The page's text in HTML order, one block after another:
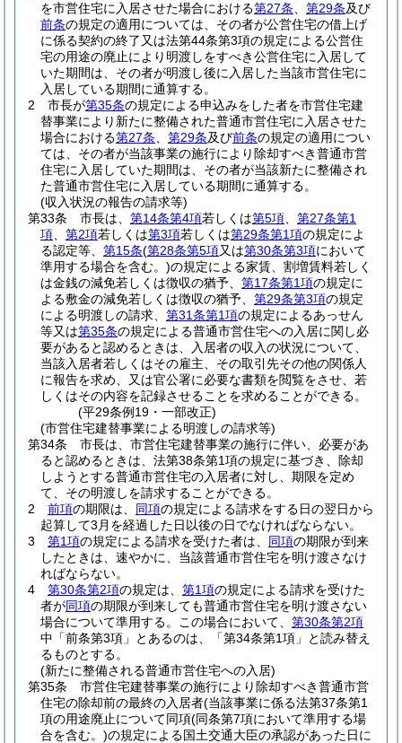
を市営住宅に入居させた場合における第27条 第29条及び
前条の規定の適用については、その者が公営住宅の借上げ
に係る契約の終了又は法第44条第3項の規定による公営住
宅の用途の廃止により明渡しをすべき公営住宅に入居して
いた期間は、その者が明渡し後に入居した当該市営住宅に
入居している期間に通算する。
2
市長が第35条の規定による申込みをした者を市営住宅建
替事業により新たに整備された普通市営住宅に入居させた
場合における第27条 第29条及び前条の規定の適用につい
ては、その者が当該事業の施行により除却すべき普通市営
住宅に入居していた期間は、その者が当該新たに整備され
た普通市営住宅に入居している期間に通算する。
(収入状況の報告の請求等)
第33条
市長は、 第14条第4項若しくは第5項
第27条第1
項
第2項若しくは第3項若しくは第29条第1項の規定によ
る認定等、 第15条(第28条第5項又は第30条第3項において
準用する場合を含む。)の規定による家賃、割増賃料若しく
は金銭の減免若しくは徴収の猶予、 第17条第1項の規定に
よる敷金の減免若しくは徴収の猶予、 第29条第3項の規定
による明渡しの請求、 第31条第1項の規定によるあっせん
等又は第35条の規定による普通市営住宅への入居に関し必
要があると認めるときは、入居者の収入の状況について、
当該入居者若しくはその雇主、その取引先その他の関係人
に報告を求め、又は官公署に必要な書類を閲覧をさせ、若
しくはその内容を記録させることを求めることができる。
(平29条例19・一部改正)
(市営住宅建替事業による明渡しの請求等)
第34条
市長は、市営住宅建替事業の施行に伴い、必要があ
ると認めるときは、法第38条第1項の規定に基づき、除却
しようとする普通市営住宅の入居者に対し、期限を定め
て、その明渡しを請求することができる。
2
前項の期限は、 同項の規定による請求をする日の翌日から
起算して3月を経過した日以後の日でなければならない。
3
第1項の規定による請求を受けた者は、 同項の期限が到来
したときは、速やかに、当該普通市営住宅を明け渡さなけ
ればならない。
4
第30条第2項の規定は、 第1項の規定による請求を受けた
者が同項の期限が到来しても普通市営住宅を明け渡さない
場合について準用する。
この場合において、 第30条第2項
中「前条第3項」とあるのは、「第34条第1項」と読み替え
るものとする。
(新たに整備される普通市営住宅への入居)
第35条
市営住宅建替事業の施行により除却すべき普通市営
住宅の除却前の最終の入居者(当該事業に係る法第37条第1
項の用途廃止について同項(同条第7項において準用する場
合を含む。)の規定による国土交通大臣の承認があった日に